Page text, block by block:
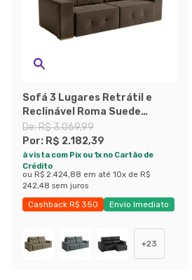
Sofá 3 Lugares Retrátil e
Reclinável Roma Suede
Marrom 180 cm
De:R$ 3.069,99
Por: R$ 2.182,39
à vista com Pix ou 1x no Cartão de
Crédito
ou R$ 2.424,88 em até 10x de R$
242,48 sem juros
Cashback R$ 350
Envio Imediato
+23